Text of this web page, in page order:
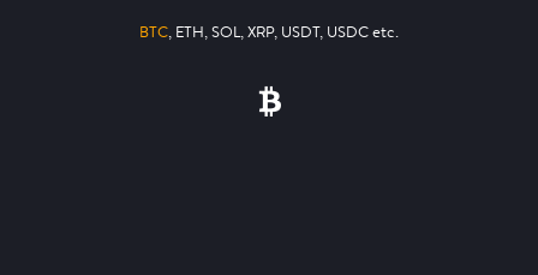
BTC, ETH, SOL, XRP, USDT, USDC etc.